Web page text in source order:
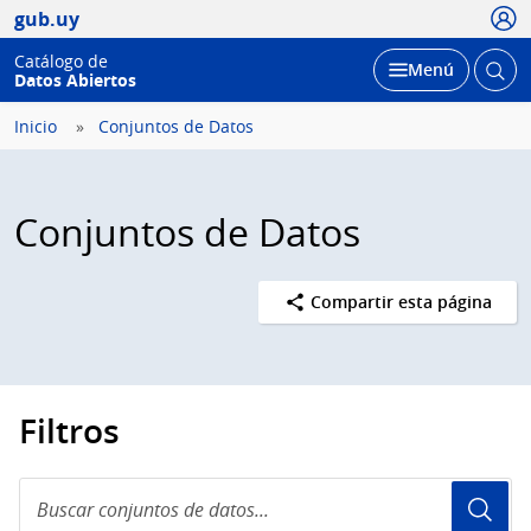
gub.uy
Catálogo de
Datos Abiertos
Desplegar
Menú Abrir
Inicio Conjuntos de Datos
Conjuntos de Datos
Compartir esta página
Filtros
conjuntos